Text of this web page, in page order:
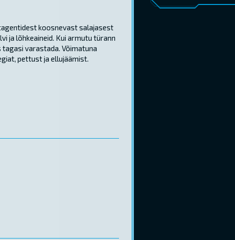
koosnevast salajasest
ja lõhkeaineid. Kui armutu türann
varastada. Võimatuna
pettust ja ellujäämist.